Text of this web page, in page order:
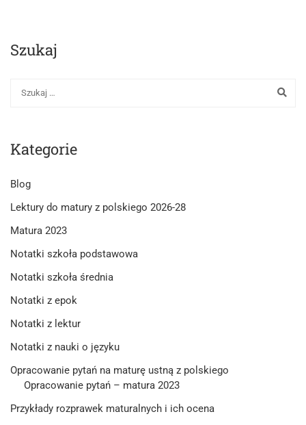
Szukaj
Kategorie
Blog
Lektury do matury z polskiego 2026-28
Matura 2023
Notatki szkoła podstawowa
Notatki szkoła średnia
Notatki z epok
Notatki z lektur
Notatki z nauki o języku
Opracowanie pytań na maturę ustną z polskiego
Opracowanie pytań – matura 2023
Przykłady rozprawek maturalnych i ich ocena